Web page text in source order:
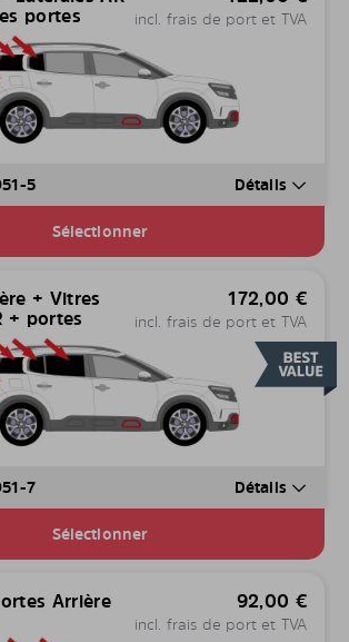
portes
incl. frais de port et TVA
5 Détails
Sélectionner
+ Vitres
+ portes
172,00 €
incl. frais de port et TVA
7 Détails
Sélectionner
Arrière 92,00 €
incl. frais de port et TVA